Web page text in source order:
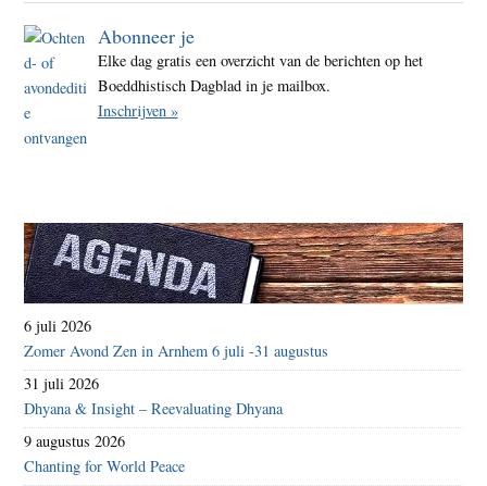
Abonneer je
Elke dag gratis een overzicht van de berichten op het
Boeddhistisch Dagblad in je mailbox.
Inschrijven »
6 juli 2026
Zomer Avond Zen in Arnhem 6 juli -31 augustus
31 juli 2026
Dhyana & Insight – Reevaluating Dhyana
9 augustus 2026
Chanting for World Peace